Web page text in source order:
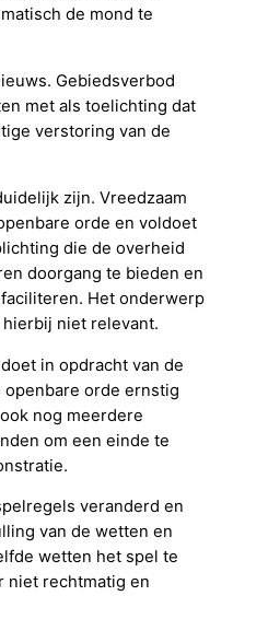
de mond te
Gebiedsverbod
met als toelichting dat
verstoring van de
zijn. Vreedzaam
orde en voldoet
die de overheid
doorgang te bieden en
Het onderwerp
niet relevant.
in opdracht van de
orde ernstig
nog meerdere
om een einde te
veranderd en
van de wetten en
wetten het spel te
niet rechtmatig en